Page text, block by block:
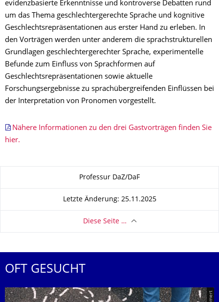
evidenzbasierte Erkenntnisse und kontroverse Debatten rund
um das Thema geschlechtergerechte Sprache und kognitive
Geschlechtsrepräsentationen aus erster Hand zu erleben. In
den Vorträgen werden unter anderem die sprachstrukturellen
Grundlagen geschlechtergerechter Sprache, experimentelle
Befunde zum Einfluss von Sprachformen auf
Geschlechtsrepräsentationen sowie aktuelle
Forschungsergebnisse zu sprachübergreifenden Einflüssen bei
der Interpretation von Pronomen vorgestellt.
Nähere Informationen zu den drei Gastvorträgen finden Sie
hier.
Professur DaZ/DaF
Letzte Änderung: 25.11.2025
Diese Seite …
OFT GESUCHT